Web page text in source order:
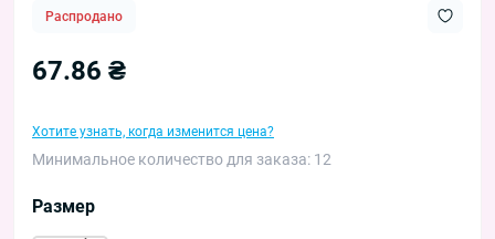
Распродано
67.86 ₴
Хотите узнать, когда изменится цена?
Минимальное количество для заказа: 12
Размер